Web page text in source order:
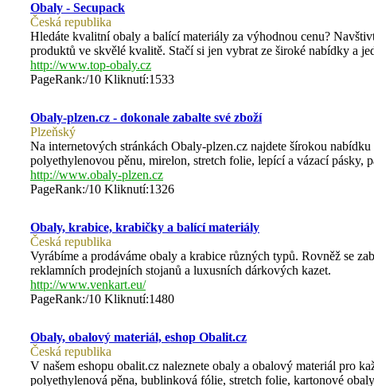
Obaly - Secupack
Česká republika
Hledáte kvalitní obaly a balící materiály za výhodnou cenu?
produktů ve skvělé kvalitě. Stačí si jen vybrat ze široké nabídky a
http://www.top-obaly.cz
PageRank:/10 Kliknutí:1533
Obaly-plzen.cz - dokonale zabalte své zboží
Plzeňský
Na internetových stránkách Obaly-plzen.cz najdete šírokou
polyethylenovou pěnu, mirelon, stretch folie, lepící a vázací pásky,
http://www.obaly-plzen.cz
PageRank:/10 Kliknutí:1326
Obaly, krabice, krabičky a balící materiály
Česká republika
Vyrábíme a prodáváme obaly a krabice různých typů. Rovněž se
reklamních prodejních stojanů a luxusních dárkových kazet.
http://www.venkart.eu/
PageRank:/10 Kliknutí:1480
Obaly, obalový materiál, eshop Obalit.cz
Česká republika
V našem eshopu obalit.cz naleznete obaly a obalový materiál pro
polyethylenová pěna, bublinková fólie, stretch folie, kartonové